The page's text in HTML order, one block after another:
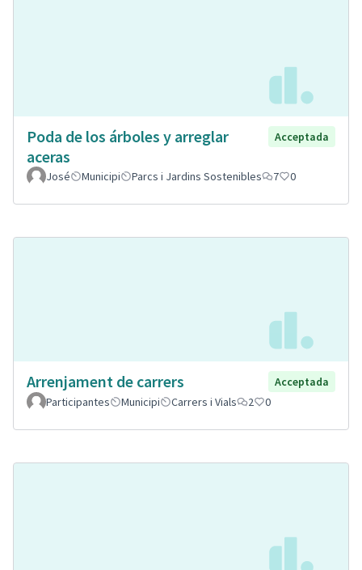
Poda de los árboles y arreglar
aceras
Acceptada
José Municipi Parcs i Jardins Sostenibles 7 0
Arrenjament de carrers
Acceptada
Participantes
Municipi Carrers i Vials 2 0